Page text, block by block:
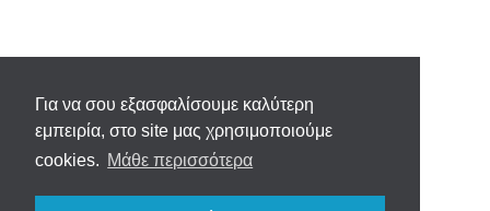
Για να σου εξασφαλίσουμε καλύτερη
εμπειρία, στο site μας χρησιμοποιούμε
cookies. Μάθε περισσότερα